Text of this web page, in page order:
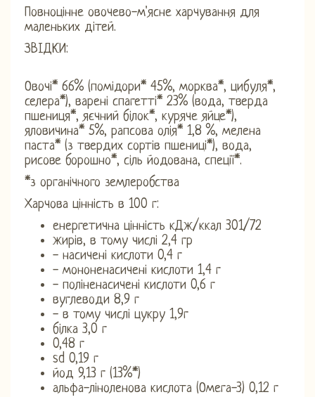
Повноцінне овочево-м'ясне харчування для
маленьких дітей.
ЗВІДКИ:
Овочі* 66% (помідори* 45%, морква*, цибуля*,
селера*), варені спагетті* 23% (вода, тверда
пшениця*, яєчний білок*, куряче яйце*),
яловичина* 5%, рапсова олія* 1,8 %, мелена
паста* (з твердих сортів пшениці*), вода,
рисове борошно*, сіль йодована, спеції*.
*з органічного землеробства
Харчова цінність в 100 г:
енергетична цінність кДж/ккал 301/72
жирів, в тому числі 2,4 гр
- насичені кислоти 0,4 г
- мононенасичені кислоти 1,4 г
- поліненасичені кислоти 0,6 г
вуглеводи 8,9 г
- в тому числі цукру 1,9г
білка 3,0 г
0,48 г
sd 0,19 г
йод 9,13 г (13%*)
альфа-ліноленова кислота (Омега-3) 0,12 г